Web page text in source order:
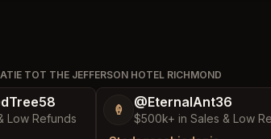
TOT THE JEFFERSON HOTEL RICHMOND
Low Refunds
🍦 @EternalAnt36
$500k+ in Sales & Low